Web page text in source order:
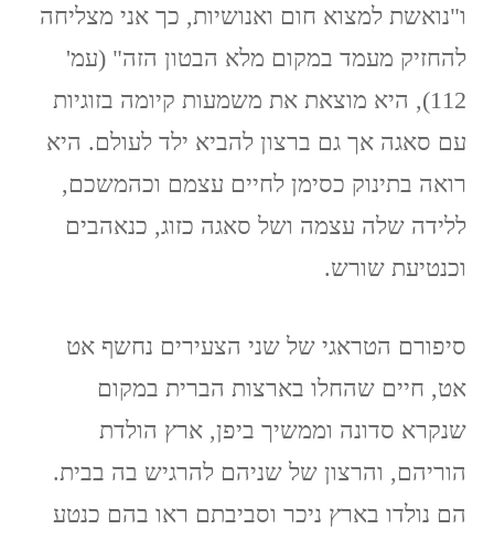
ו"נואשת למצוא חום ואנושיות, כך אני מצליחה
להחזיק מעמד במקום מלא הבטון הזה" (עמ'
112), היא מוצאת את משמעות קיומה בזוגיות
עם סאגה אך גם ברצון להביא ילד לעולם. היא
רואה בתינוק כסימן לחיים עצמם וכהמשכם,
ללידה שלה עצמה ושל סאגה כזוג, כנאהבים
וכנטיעת שורש.
סיפורם הטראגי של שני הצעירים נחשף אט
אט, חיים שהחלו בארצות הברית במקום
שנקרא סדונה וממשיך ביפן, ארץ הולדת
הוריהם, והרצון של שניהם להרגיש בה בבית.
הם נולדו בארץ ניכר וסביבתם ראו בהם כנטע